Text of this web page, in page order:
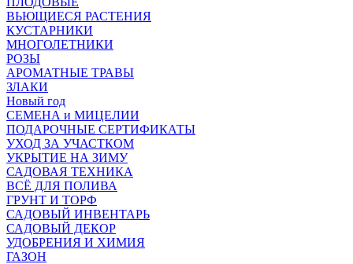
ВЬЮЩИЕСЯ РАСТЕНИЯ
КУСТАРНИКИ
МНОГОЛЕТНИКИ
РОЗЫ
АРОМАТНЫЕ ТРАВЫ
ЗЛАКИ
Новый год
СЕМЕНА и МИЦЕЛИИ
ПОДАРОЧНЫЕ СЕРТИФИКАТЫ
УХОД ЗА УЧАСТКОМ
УКРЫТИЕ НА ЗИМУ
САДОВАЯ ТЕХНИКА
ВСЁ ДЛЯ ПОЛИВА
ГРУНТ И ТОРФ
САДОВЫЙ ИНВЕНТАРЬ
САДОВЫЙ ДЕКОР
УДОБРЕНИЯ И ХИМИЯ
ГАЗОН